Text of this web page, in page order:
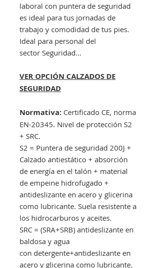
laboral con puntera de seguridad
es ideal para tus jornadas de
trabajo y comodidad de tus pies.
Ideal para personal del
sector Seguridad...
VER OPCIÓN CALZADOS DE
SEGURIDAD
Normativa: Certificado CE, norma
EN-20345. Nivel de protección S2
+ SRC.
S2 = Puntera de seguridad 200J +
Calzado antiestático + absorción
de energía en el talón + material
de empeine hidrofugado +
antideslizante en acero y glicerina
como lubricante. Suela resistente a
los hidrocarburos y aceites.
SRC = (SRA+SRB) antideslizante en
baldosa y agua
con detergente+antideslizante en
acero y glicerina como lubricante.